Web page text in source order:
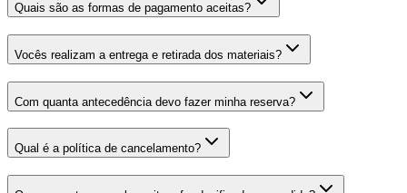
Quais são as formas de pagamento aceitas?
Vocês realizam a entrega e retirada dos materiais?
Com quanta antecedência devo fazer minha reserva?
Qual é a política de cancelamento?